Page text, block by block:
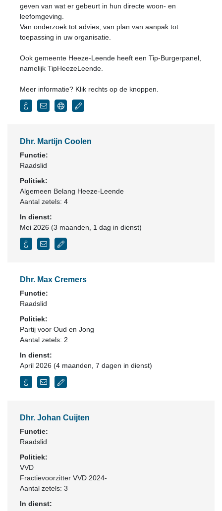
geven van wat er gebeurt in hun directe woon- en
leefomgeving.
Van onderzoek tot advies, van plan van aanpak tot
toepassing in uw organisatie.
Ook gemeente Heeze-Leende heeft een Tip-Burgerpanel,
namelijk TipHeezeLeende.
Meer informatie? Klik rechts op de knoppen.
Dhr. Martijn Coolen
Functie:
Raadslid
Politiek:
Algemeen Belang Heeze-Leende
Aantal zetels: 4
In dienst:
Mei 2026 (3 maanden, 1 dag in dienst)
Dhr. Max Cremers
Functie:
Raadslid
Politiek:
Partij voor Oud en Jong
Aantal zetels: 2
In dienst:
April 2026 (4 maanden, 7 dagen in dienst)
Dhr. Johan Cuijten
Functie:
Raadslid
Politiek:
VVD
Fractievoorzitter VVD 2024-
Aantal zetels: 3
In dienst: